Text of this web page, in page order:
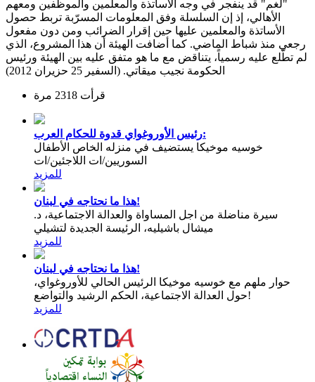
"لغم" قد ينفجر في وجه الأساتذة والمعلمين والموظفين ومعهم
الأهالي، إذ إن السلسلة وفق المعلومات المسرّبة تربط حصول
الأساتذة والمعلمين عليها حين إقرار الضرائب ومن دون مفعول
رجعي منذ شباط الماضي. كما أضافت الهيئة أن هذا المشروع، الذي
لم تطّلع عليه رسمياً، يتناقض مع ما هو متفق عليه بين الهيئة ورئيس
الحكومة نجيب ميقاتي. (السفير 25 حزيران 2012)
قرأت 2318 مرة
رئيس الأوروغواي قدوة للحكام العرب:
خوسيه موخيكا يستضيف في منزله الخاص الأطفال
السوريين/ات اللاجئين/ات
للمزيد
هذا ما نحتاجه في لبنان!
سيرة مناضلة من اجل المساواة والعدالة الاجتماعية، د.
ميشال باشيليه، الرئيسة الجديدة لتشيلي
للمزيد
هذا ما نحتاجه في لبنان!
حوار ملهم مع خوسيه موخيكا الرئيس الحالي للأوروغواي،
حول العدالة الاجتماعية، الحكم الرشيد والتواضع!
للمزيد